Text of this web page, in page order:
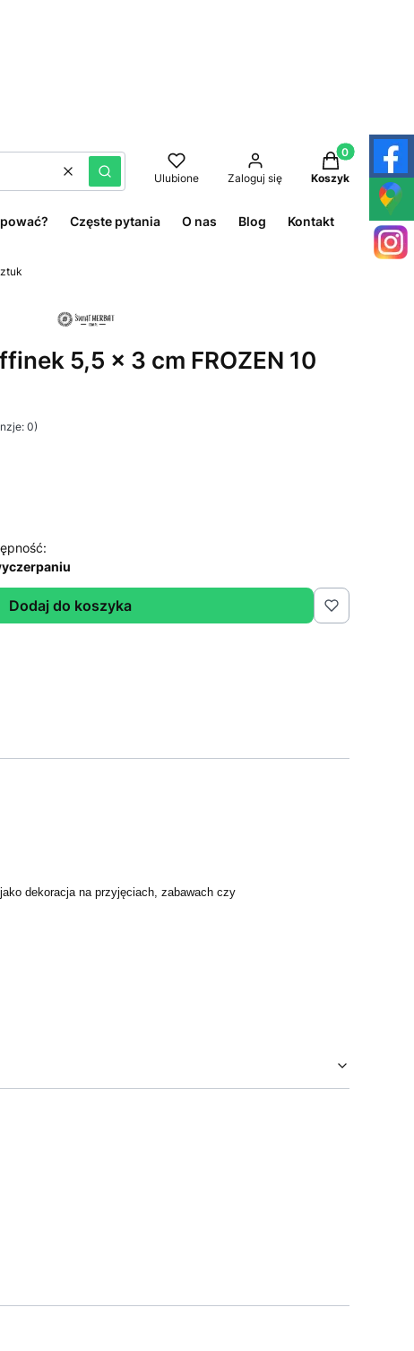
WyczyśćSzukaj Ulubione Zaloguj się
Produkty w
Koszyk
Częste pytania O nas Blog Kontakt
5,5 x 3 cm FROZEN 10
0)
Dodaj do koszyka
dekoracja na przyjęciach, zabawach czy